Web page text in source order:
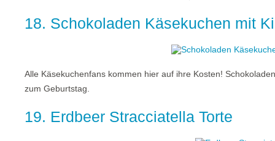
18. Schokoladen Käsekuchen mit
Alle Käsekuchenfans kommen hier auf ihre Kosten!
zum Geburtstag.
19. Erdbeer Stracciatella Torte